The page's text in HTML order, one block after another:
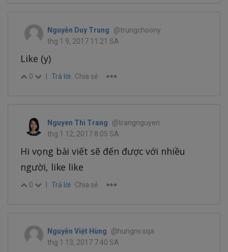
Nguyễn Duy Trung
@trungchoony
thg 1 9, 2017 11:21 SA
Like (y)
0 Trả lời Chia sẻ
Nguyen Thi Trang
@trangnguyen
thg 1 12, 2017 8:05 SA
Hi vọng bài viết sẽ đến được với nhiều
người, like like
0 Trả lời Chia sẻ
Nguyễn Việt Hùng
@hungnv.sqa
thg 1 13, 2017 7:40 SA